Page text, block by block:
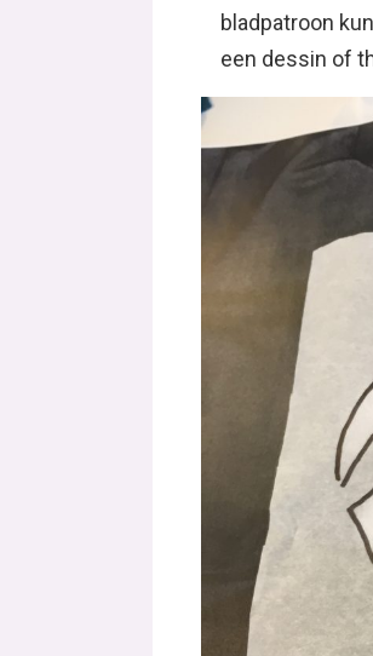
bladpatroon
een dessin of